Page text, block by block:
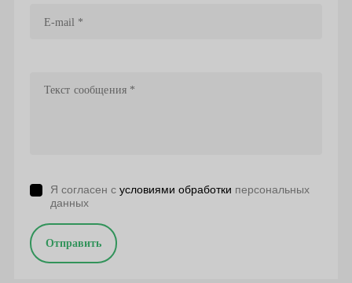
Я согласен с условиями обработки персональных
данных
Отправить